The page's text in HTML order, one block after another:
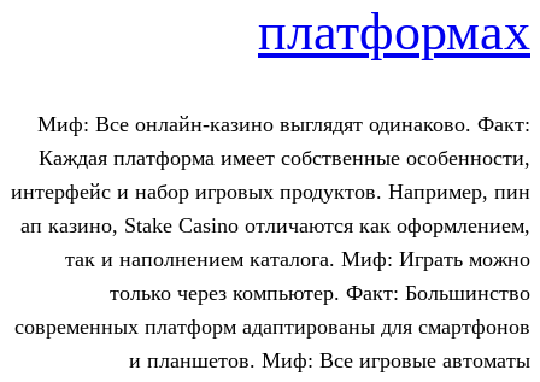
Миф: Все онлайн-казино выглядят
Каждая платформа имеет
интерфейс и набор игровых
ап казино, Stake Casino отличаются
так и наполнением каталога.
только через компьютер.
современных платформ адаптированы
и планшетов. Миф: Все